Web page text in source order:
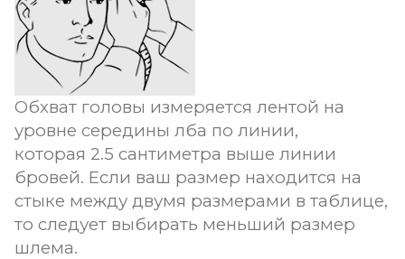
Обхват головы измеряется лентой на
уровне середины лба по линии,
которая 2.5 сантиметра выше линии
бровей. Если ваш размер находится на
стыке между двумя размерами в таблице,
то следует выбирать меньший размер
шлема.